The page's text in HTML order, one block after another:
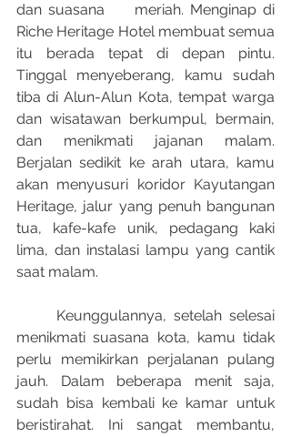
dan suasana 	meriah. Menginap di
Riche Heritage Hotel membuat semua
itu berada tepat di depan pintu.
Tinggal menyeberang, kamu sudah
tiba di Alun-Alun Kota, tempat warga
dan wisatawan berkumpul, bermain,
dan menikmati jajanan malam.
Berjalan sedikit ke arah utara, kamu
akan menyusuri koridor Kayutangan
Heritage, jalur yang penuh bangunan
tua, kafe-kafe unik, pedagang kaki
lima, dan instalasi lampu yang cantik
saat malam.
menikmati suasana kota, kamu tidak
perlu memikirkan perjalanan pulang
jauh. Dalam beberapa menit saja,
sudah bisa kembali ke kamar untuk
beristirahat. Ini sangat membantu,